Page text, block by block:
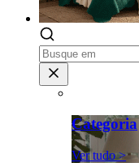
Categoria
Ver tudo >